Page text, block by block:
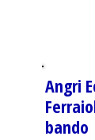
Angri
bando